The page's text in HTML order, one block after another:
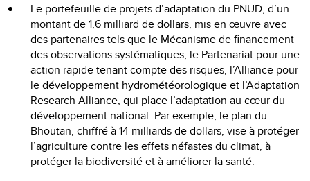
Le portefeuille de projets d’adaptation du PNUD, d’un
montant de 1,6 milliard de dollars, mis en œuvre avec
des partenaires tels que le Mécanisme de financement
des observations systématiques, le Partenariat pour une
action rapide tenant compte des risques, l’Alliance pour
le développement hydrométéorologique et l’Adaptation
Research Alliance, qui place l’adaptation au cœur du
développement national. Par exemple, le plan du
Bhoutan, chiffré à 14 milliards de dollars, vise à protéger
l’agriculture contre les effets néfastes du climat, à
protéger la biodiversité et à améliorer la santé.